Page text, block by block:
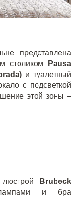
представлена
столиком
Pausa
) и туалетный
с подсветкой
этой зоны –
люстрой
Brubeck
и бра